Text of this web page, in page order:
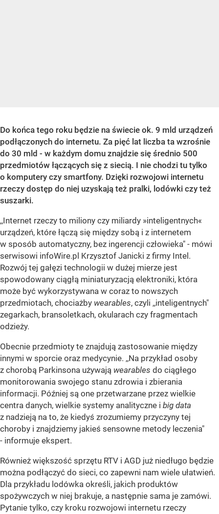
Do końca tego roku będzie na świecie ok. 9 mld urządzeń
podłączonych do internetu. Za pięć lat liczba ta wzrośnie
do 30 mld - w każdym domu znajdzie się średnio 500
przedmiotów łączących się z siecią. I nie chodzi tu tylko
o komputery czy smartfony. Dzięki rozwojowi internetu
rzeczy dostęp do niej uzyskają też pralki, lodówki czy też
suszarki.
,,Internet rzeczy to miliony czy miliardy »inteligentnych«
urządzeń, które łączą się między sobą i z internetem
w sposób automatyczny, bez ingerencji człowieka" - mówi
serwisowi infoWire.pl Krzysztof Janicki z firmy Intel.
Rozwój tej gałęzi technologii w dużej mierze jest
spowodowany ciągłą miniaturyzacją elektroniki, która
może być wykorzystywana w coraz to nowszych
przedmiotach, chociażby wearables, czyli ,,inteligentnych"
zegarkach, bransoletkach, okularach czy fragmentach
odzieży.
Obecnie przedmioty te znajdują zastosowanie między
innymi w sporcie oraz medycynie. ,,Na przykład osoby
z chorobą Parkinsona używają wearables do ciągłego
monitorowania swojego stanu zdrowia i zbierania
informacji. Później są one przetwarzane przez wielkie
centra danych, wielkie systemy analityczne i big data
z nadzieją na to, że kiedyś zrozumiemy przyczyny tej
choroby i znajdziemy jakieś sensowne metody leczenia"
- informuje ekspert.
Również większość sprzętu RTV i AGD już niedługo będzie
można podłączyć do sieci, co zapewni nam wiele ułatwień.
Dla przykładu lodówka określi, jakich produktów
spożywczych w niej brakuje, a następnie sama je zamówi.
Pytanie tylko, czy kroku rozwojowi internetu rzeczy